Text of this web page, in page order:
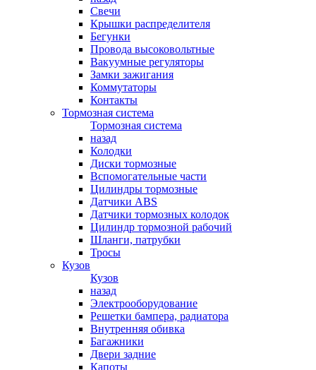
Свечи
Крышки распределителя
Бегунки
Провода высоковольтные
Вакуумные регуляторы
Замки зажигания
Коммутаторы
Контакты
Тормозная система
Тормозная система
назад
Колодки
Диски тормозные
Вспомогательные части
Цилиндры тормозные
Датчики ABS
Датчики тормозных колодок
Цилиндр тормозной рабочий
Шланги, патрубки
Тросы
Кузов
Кузов
назад
Электрооборудование
Решетки бампера, радиатора
Внутренняя обивка
Багажники
Двери задние
Капоты